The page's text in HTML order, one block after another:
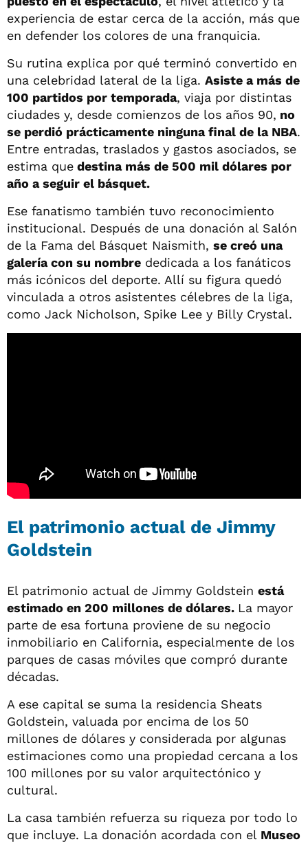
experiencia de estar cerca de la acción, más que
en defender los colores de una franquicia.
Su rutina explica por qué terminó convertido en
una celebridad lateral de la liga. Asiste a más de
100 partidos por temporada, viaja por distintas
ciudades y, desde comienzos de los años 90, no
se perdió prácticamente ninguna final de la NBA.
Entre entradas, traslados y gastos asociados, se
estima que destina más de 500 mil dólares por
año a seguir el básquet.
Ese fanatismo también tuvo reconocimiento
institucional. Después de una donación al Salón
de la Fama del Básquet Naismith, se creó una
galería con su nombre dedicada a los fanáticos
más icónicos del deporte. Allí su figura quedó
vinculada a otros asistentes célebres de la liga,
como Jack Nicholson, Spike Lee y Billy Crystal.
El patrimonio actual de Jimmy
Goldstein
El patrimonio actual de Jimmy Goldstein está
estimado en 200 millones de dólares. La mayor
parte de esa fortuna proviene de su negocio
inmobiliario en California, especialmente de los
parques de casas móviles que compró durante
décadas.
A ese capital se suma la residencia Sheats
Goldstein, valuada por encima de los 50
millones de dólares y considerada por algunas
estimaciones como una propiedad cercana a los
100 millones por su valor arquitectónico y
cultural.
La casa también refuerza su riqueza por todo lo
que incluye. La donación acordada con el Museo